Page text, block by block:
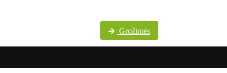
Grožimės